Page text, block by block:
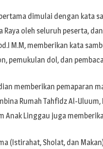
dimulai dengan kata
oleh seluruh peserta,
M.M, memberikan kata
pemukulan dol, dan
memberikan pemaparan
Rumah Tahfidz Al-
Anak Linggau juga
(Istirahat, Sholat, dan